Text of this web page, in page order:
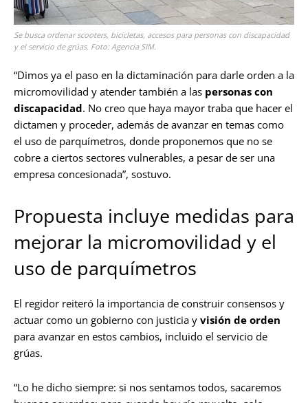
Se busca ordenar scooters, bicicletas, accesos para personas con discapacidad
y el servicio de grúas. Foto: Agencia SIM.
“Dimos ya el paso en la dictaminación para darle orden a la
micromovilidad y atender también a las personas con
discapacidad. No creo que haya mayor traba que hacer el
dictamen y proceder, además de avanzar en temas como
el uso de parquímetros, donde proponemos que no se
cobre a ciertos sectores vulnerables, a pesar de ser una
empresa concesionada”, sostuvo.
Propuesta incluye medidas para
mejorar la micromovilidad y el
uso de parquímetros
El regidor reiteró la importancia de construir consensos y
actuar como un gobierno con justicia y visión de orden
para avanzar en estos cambios, incluido el servicio de
grúas.
“Lo he dicho siempre: si nos sentamos todos, sacaremos